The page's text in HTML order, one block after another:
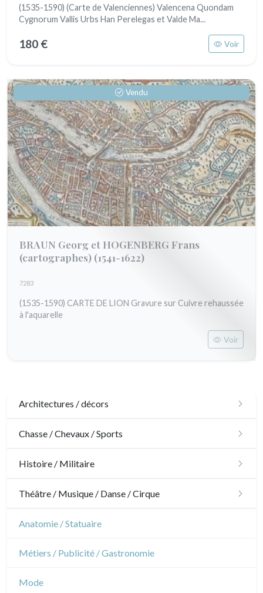
(1535-1590) (Carte de Valenciennes) Valencena Quondam
Cygnorum Vallis Urbs Han Perelegas et Valde Ma...
180 € Voir
Vendu
BRAUN Georg et HOGENBERG Frans
(cartographes) (1541-1622)
7283
(1535-1590) CARTE DE LION Gravure sur Cuivre rehaussée
à l'aquarelle
Voir
Architectures / décors
Architecture
Chasse / Chevaux / Sports
Chasse
Histoire / Militaire
Militaire
Théâtre / Musique / Danse / Cirque
Théâtre
Anatomie / Statuaire
Métiers / Publicité / Gastronomie
Mode